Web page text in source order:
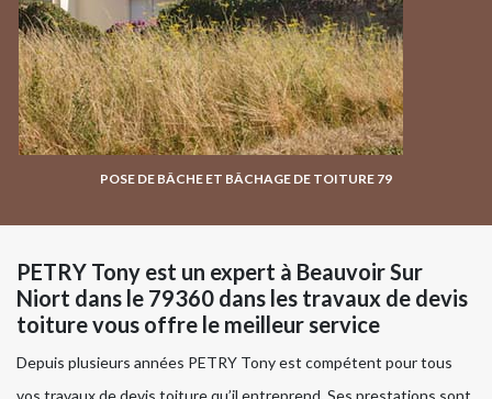
POSE DE BÂCHE ET BÂCHAGE DE TOITURE 79
PETRY Tony est un expert à Beauvoir Sur
Niort dans le 79360 dans les travaux de devis
toiture vous offre le meilleur service
Depuis plusieurs années PETRY Tony est compétent pour tous